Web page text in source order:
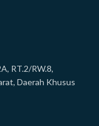
RT.2/RW.8,
Daerah Khusus